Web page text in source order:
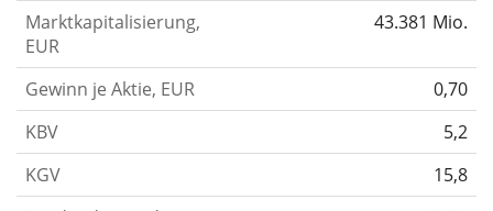
Marktkapitalisierung,
EUR
43.381 Mio.
Gewinn je Aktie, EUR
0,70
KBV
5,2
KGV
15,8